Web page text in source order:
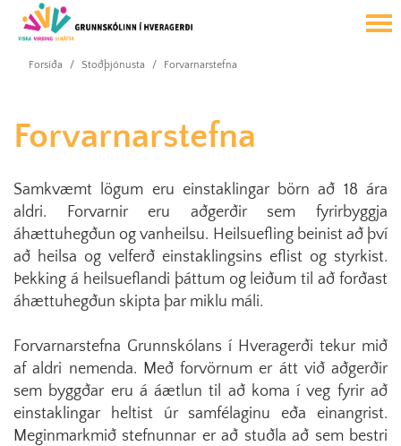
Forsíða / Stoðþjónusta / Forvarnarstefna
Forvarnarstefna
Samkvæmt lögum eru einstaklingar börn að 18 ára
aldri. Forvarnir eru aðgerðir sem fyrirbyggja
áhættuhegðun og vanheilsu. Heilsuefling beinist að því
að heilsa og velferð einstaklingsins eflist og styrkist.
Þekking á heilsueflandi þáttum og leiðum til að forðast
áhættuhegðun skipta þar miklu máli.
Forvarnarstefna Grunnskólans í Hveragerði tekur mið
af aldri nemenda. Með forvörnum er átt við aðgerðir
sem byggðar eru á áætlun til að koma í veg fyrir að
einstaklingar heltist úr samfélaginu eða einangrist.
Meginmarkmið stefnunnar er að stuðla að sem bestri